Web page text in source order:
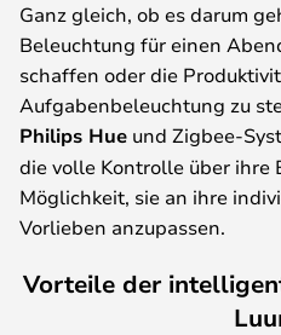
Ganz gleich, ob es darum
Beleuchtung für einen
schaffen oder die
Aufgabenbeleuchtung zu
Philips Hue und Zigbee-
die volle Kontrolle über ihre
Möglichkeit, sie an ihre
Vorlieben anzupassen.
Vorteile der